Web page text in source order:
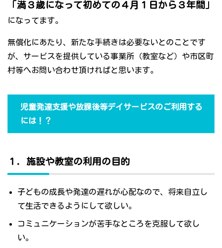
「満３歳になって初めての４月１日から３年間」
になってます。
無償化にあたり、新たな手続きは必要ないとのことです
が、サービスを提供している事業所（教室など）や市区町
村等へお問い合わせ頂ければと思います。
児童発達支援や放課後等デイサービスのご利用する
には！？
１．施設や教室の利用の目的
子どもの成長や発達の遅れが心配なので、将来自立し
て生活できるようにして欲しい。
コミュニケーションが苦手なところを克服して欲し
い。